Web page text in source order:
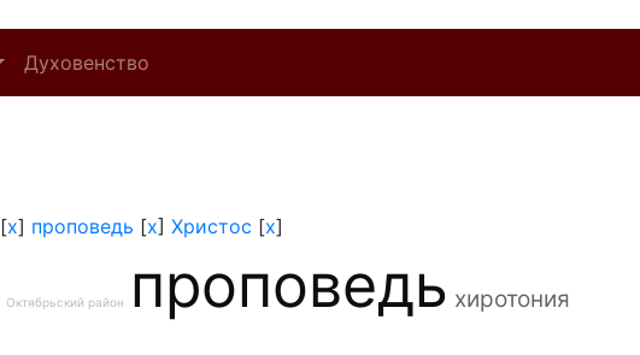
Духовенство
[x] проповедь [x] Христос [x]
Октябрьский район проповедь хиротония